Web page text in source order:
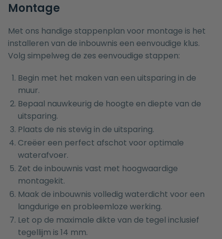
Montage
Met ons handige stappenplan voor montage is het
installeren van de inbouwnis een eenvoudige klus.
Volg simpelweg de zes eenvoudige stappen:
Begin met het maken van een uitsparing in de
muur.
Bepaal nauwkeurig de hoogte en diepte van de
uitsparing.
Plaats de nis stevig in de uitsparing.
Creëer een perfect afschot voor optimale
waterafvoer.
Zet de inbouwnis vast met hoogwaardige
montagekit.
Maak de inbouwnis volledig waterdicht voor een
langdurige en probleemloze werking.
Let op de maximale dikte van de tegel inclusief
tegellijm is 14 mm.